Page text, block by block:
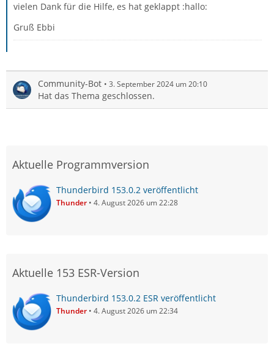
vielen Dank für die Hilfe, es hat geklappt :hallo:
Gruß Ebbi
Community-Bot 3. September 2024 um 20:10
Hat das Thema geschlossen.
Aktuelle Programmversion
Thunderbird 153.0.2 veröffentlicht
Thunder 4. August 2026 um 22:28
Aktuelle 153 ESR-Version
Thunderbird 153.0.2 ESR veröffentlicht
Thunder 4. August 2026 um 22:34